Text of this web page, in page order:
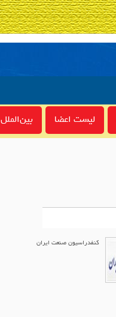
لیست اعضا بین‌الملل
کنفدراسیون صنعت ایران